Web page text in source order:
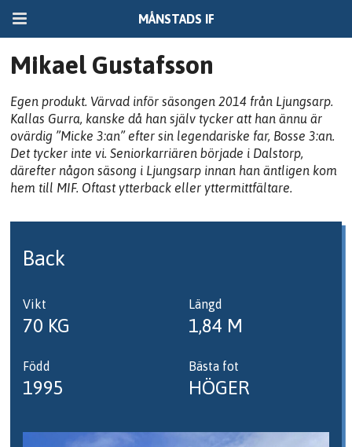
MÅNSTADS IF
Mikael Gustafsson
Egen produkt. Värvad inför säsongen 2014 från Ljungsarp.
Kallas Gurra, kanske då han själv tycker att han ännu är
ovärdig ”Micke 3:an” efter sin legendariske far, Bosse 3:an.
Det tycker inte vi. Seniorkarriären började i Dalstorp,
därefter någon säsong i Ljungsarp innan han äntligen kom
hem till MIF. Oftast ytterback eller yttermittfältare.
Back
Vikt
70 KG
Född
1995
Längd
1,84 M
Bästa fot
HÖGER